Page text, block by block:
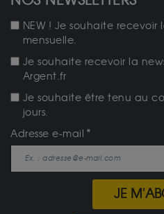
NEW ! Je souhaite
mensuelle.
Je souhaite recevoir la
Argent.fr
Je souhaite être tenu au
jours.
Adresse e-mail
JE